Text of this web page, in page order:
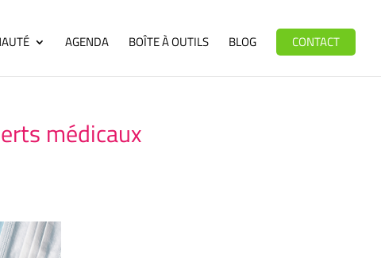
AGENDA BOÎTE À OUTILS BLOG CONTACT
médicaux